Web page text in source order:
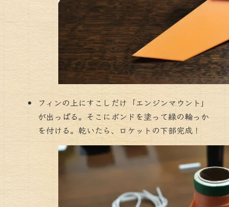
フィンの上にすこしだけ「エンジンマウント」
が出っぱる。そこにボンドを塗って緑の輪っか
を付ける。乾いたら、ロケットの下部完成！